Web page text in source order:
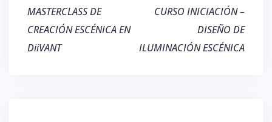
Navegación
de
entradas
MASTERCLASS DE
CREACIÓN ESCÉNICA EN
DiiVANT
CURSO INICIACIÓN –
DISEÑO DE
ILUMINACIÓN ESCÉNICA